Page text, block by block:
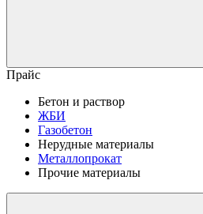
Прайс
Бетон и раствор
ЖБИ
Газобетон
Нерудные материалы
Металлопрокат
Прочие материалы